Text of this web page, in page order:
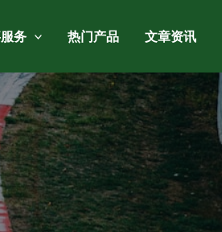
务 热门产品 文章资讯